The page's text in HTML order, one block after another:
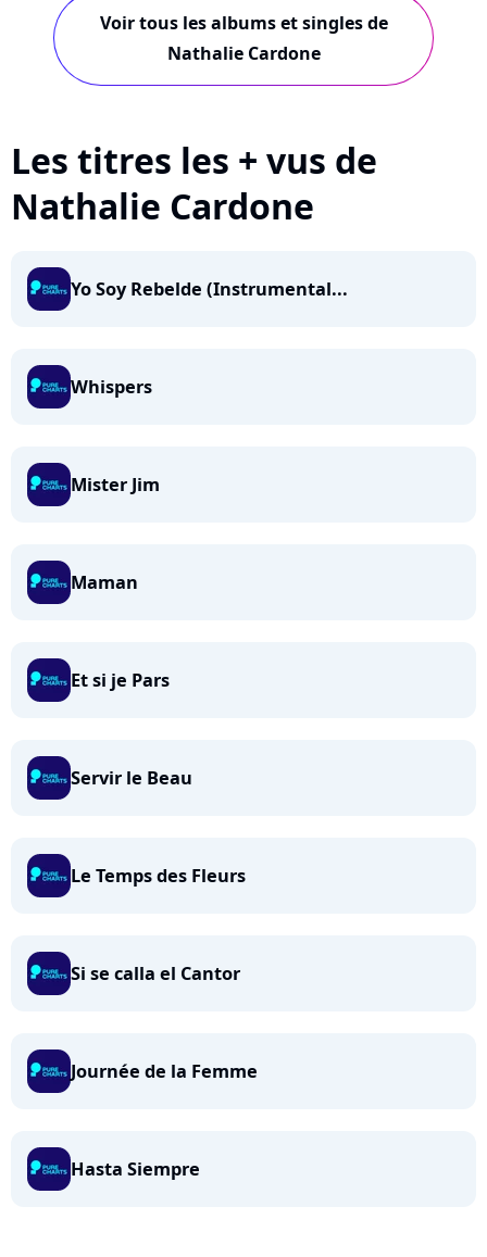
Voir tous les albums et singles de
Nathalie Cardone
Les titres les + vus de
Nathalie Cardone
Yo Soy Rebelde (Instrumental...
Whispers
Mister Jim
Maman
Et si je Pars
Servir le Beau
Le Temps des Fleurs
Si se calla el Cantor
Journée de la Femme
Hasta Siempre